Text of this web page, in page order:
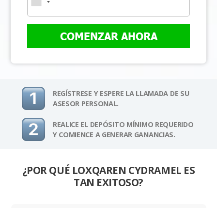
COMENZAR AHORA
REGÍSTRESE Y ESPERE LA LLAMADA DE SU
ASESOR PERSONAL.
REALICE EL DEPÓSITO MÍNIMO REQUERIDO
Y COMIENCE A GENERAR GANANCIAS.
¿POR QUÉ LOXQAREN CYDRAMEL ES
TAN EXITOSO?